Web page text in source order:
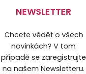
NEWSLETTER
Chcete vědět o všech
novinkách? V tom
případě se zaregistrujte
na našem Newsletteru.